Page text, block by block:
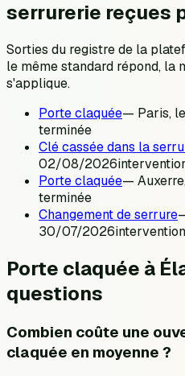
serrurerie reçues
Sorties du registre de la
le même standard répond, la
s'applique.
Porte claquée— Paris, le
terminée
Clé cassée dans la
02/08/2026
Porte claquée— Auxerre
terminée
Changement de serrure
30/07/2026
Porte claquée à
questions
Combien coûte une
claquée en moyenne ?